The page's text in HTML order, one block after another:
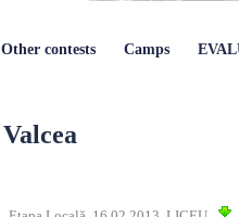
Other contests Camps
Valcea